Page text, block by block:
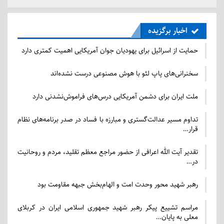
خود، کربری با خدمه از اندونزی که از دیدن یک مسافر
مسلمان در کشتی خوشحال بودند، پیوند خورد. او می‌گوید
این غرور یکی از چیزهایی است که سعی می‌کنم آن را با
رفتن به مقاصدی خاص به تصویر بکشم.
پس از درخواست برخی از خوانندگانش برای سفر با او،
کربری شروع به برنامه‌ریزی سفرهای گروهی برای مسافران
زن مسلمان کرده که سال آینده میزبان آنها خواهد بود.
مطالب مرتبط
کمتری دارد
اخبار برگزیده
حمایت از اسرائیل برای یهودیان جوان آمریکایی اهمیت کمتری دارد
سخنرانی‌های پاپ لئو با هوش مصنوعی درست نشده‌اند
ملت ایران برای دشمن آمریکایی درس‌های فراموش‌نشدنی دارد
تداوم مسیر عدالت‌گستری و مبارزه با فساد در صدر برنامه‌های نظام
قرار…
تقدیر آیت الله اعرافی از حضور مراجع معظم تقلید، مردم و روحانیت
در…
رهبر شهید محور وحدت امت و الهام‌بخش جبهه مقاومت بود
مراسم تشییع پیکر رهبر شهید جمهوری اسلامی ایران در کربلای
معلی به پایان…